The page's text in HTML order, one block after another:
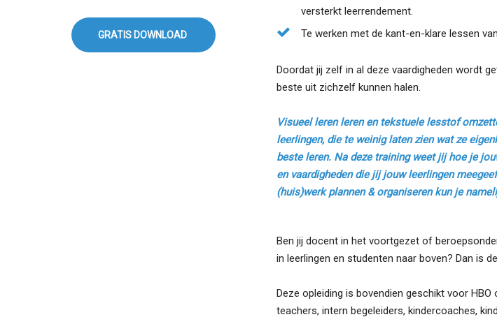
GRATIS DOWNLOAD
versterkt leerrendement.
Te werken met de kant-en-klare lessen
Doordat jij zelf in al deze vaardigheden wordt
beste uit zichzelf kunnen halen.
Visueel leren leren en tekstuele lesstof
leerlingen, die te weinig laten zien wat ze
beste leren. Na deze training weet jij hoe je
en vaardigheden die jij jouw leerlingen
(huis)werk plannen & organiseren kun je
Ben jij docent in het voortgezet of
in leerlingen en studenten naar boven? Dan is
Deze opleiding is bovendien geschikt voor
teachers, intern begeleiders, kindercoaches,